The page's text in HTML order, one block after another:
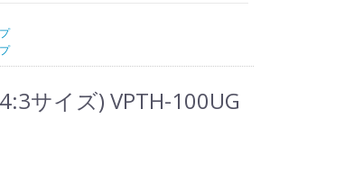
サイズ) VPTH-100UG